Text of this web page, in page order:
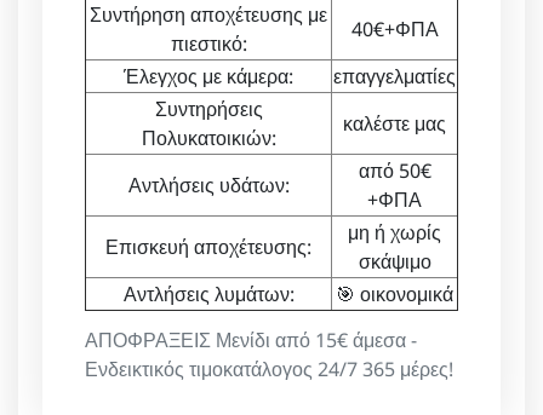
ΑΠΟΦΡΑΞΕΙΣ Μενίδι από 15€ άμεσα -
Ενδεικτικός τιμοκατάλογος 24/7 365 μέρες!
Συντήρηση αποχέτευσης με
πιεστικό:
40€+ΦΠΑ
Έλεγχος με κάμερα:
επαγγελματίες
Συντηρήσεις
Πολυκατοικιών:
καλέστε μας
Αντλήσεις υδάτων:
από 50€
+ΦΠΑ
Επισκευή αποχέτευσης:
μη ή χωρίς
σκάψιμο
Αντλήσεις λυμάτων:
🎯 οικονομικά